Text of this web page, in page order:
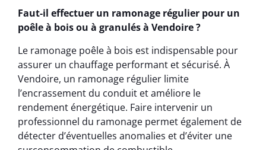
Faut-il effectuer un ramonage régulier pour un
poêle à bois ou à granulés à Vendoire ?
Le ramonage poêle à bois est indispensable pour
assurer un chauffage performant et sécurisé. À
Vendoire, un ramonage régulier limite
l’encrassement du conduit et améliore le
rendement énergétique. Faire intervenir un
professionnel du ramonage permet également de
détecter d’éventuelles anomalies et d’éviter une